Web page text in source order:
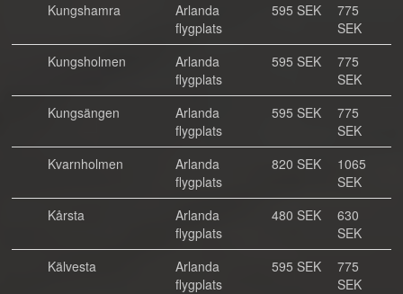
Kungshamra
Arlanda
flygplats
595 SEK
775
SEK
Kungsholmen
Arlanda
flygplats
595 SEK
775
SEK
Kungsängen
Arlanda
flygplats
595 SEK
775
SEK
Kvarnholmen
Arlanda
flygplats
820 SEK
1065
SEK
Kårsta
Arlanda
flygplats
480 SEK
630
SEK
Kälvesta
Arlanda
flygplats
595 SEK
775
SEK